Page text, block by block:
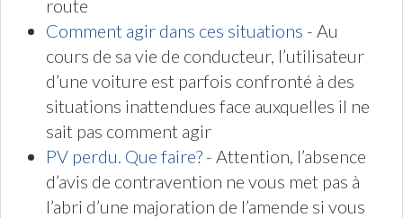
route
Comment agir dans ces situations - Au
cours de sa vie de conducteur, l’utilisateur
d’une voiture est parfois confronté à des
situations inattendues face auxquelles il ne
sait pas comment agir
PV perdu. Que faire? - Attention, l’absence
d’avis de contravention ne vous met pas à
l’abri d’une majoration de l’amende si vous